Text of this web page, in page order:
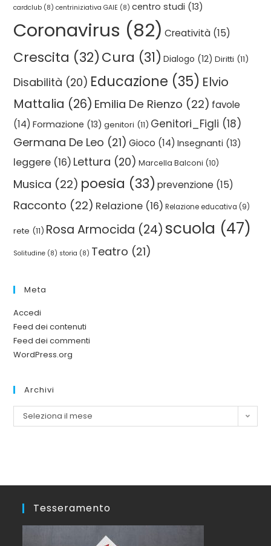
cardclub (8) centriniziativa GAIE (8) centro studi (13)
Coronavirus (82) Creatività (15)
Crescita (32)Cura (31) Dialogo (12) Diritti (11)
Disabilità (20) Educazione (35) Elvio
Mattalia (26) Emilia De Rienzo (22) favole
(14) Formazione (13) genitori (11) Genitori_Figli (18)
Germana De Leo (21) Gioco (14) Insegnanti (13)
leggere (16) Lettura (20) Marcella Balconi (10)
Musica (22) poesia (33) prevenzione (15)
Racconto (22) Relazione (16) Relazione educativa (9)
rete (11) Rosa Armocida (24) scuola (47)
Solitudine (8) storia (8) Teatro (21)
Meta
Accedi
Feed dei contenuti
Feed dei commenti
WordPress.org
Archivi
Seleziona il mese
Tesseramento